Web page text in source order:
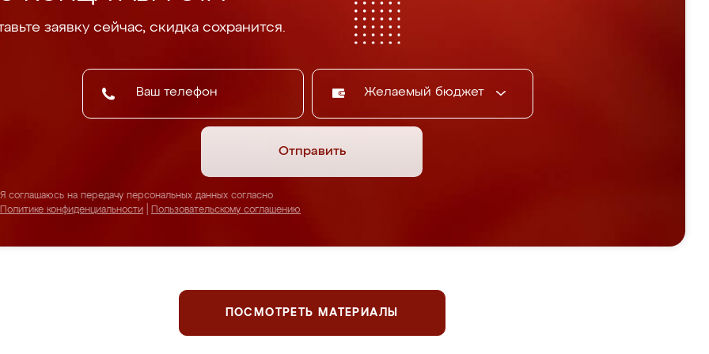
заявку сейчас, скидка сохранится.
Желаемый бюджет
Отправить
Я соглашаюсь на передачу персональных данных согласно
Политике конфиденциальности
Пользовательскому соглашению
ПОСМОТРЕТЬ МАТЕРИАЛЫ